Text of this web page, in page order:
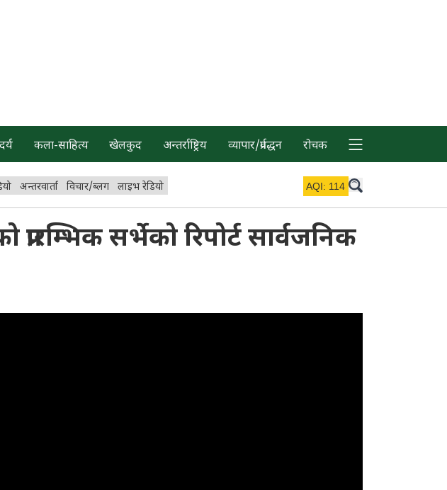
कला-साहित्य खेलकुद अन्तर्राष्ट्रिय व्यापार/प्रर्वद्धन रोचक
अन्तरवार्ता विचार/ब्लग लाइभ रेडियो AQI: 114
सर्भेको रिपोर्ट सार्वजनिक